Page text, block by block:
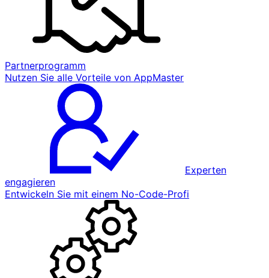
Partnerprogramm
Nutzen Sie alle Vorteile von AppMaster
Experten
engagieren
Entwickeln Sie mit einem No-Code-Profi